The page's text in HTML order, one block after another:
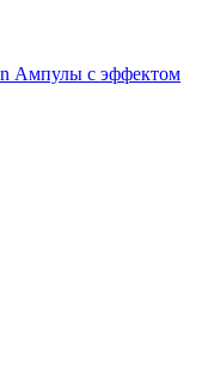
Ампулы с эффектом